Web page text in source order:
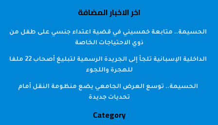
اخر الاخبار المضافة
الحسيمة.. متابعة خمسيني في قضية اعتداء جنسي على طفل من
ذوي الاحتياجات الخاصة
الداخلية الإسبانية تلجأ إلى الجريدة الرسمية لتبليغ أصحاب 22 ملفا
للهجرة واللجوء
الحسيمة.. توسع العرض الجامعي يضع منظومة النقل أمام
تحديات جديدة
Category